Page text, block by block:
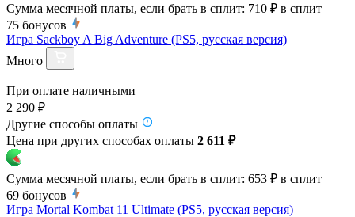
Сумма месячной платы, если брать в сплит: 710 ₽ в сплит
75 бонусов
Игра Sackboy A Big Adventure (PS5, русская версия)
Много
При оплате наличными
2 290 ₽
Другие способы оплаты
Цена при других способах оплаты 2 611 ₽
Сумма месячной платы, если брать в сплит: 653 ₽ в сплит
69 бонусов
Игра Mortal Kombat 11 Ultimate (PS5, русская версия)